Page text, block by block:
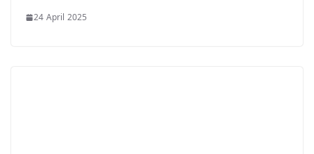
24 April 2025